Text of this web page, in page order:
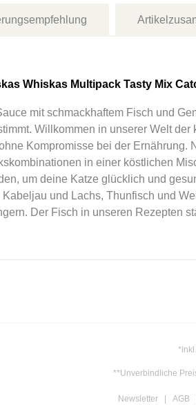
Whiskas Multipack Tasty Mix
mit schmackhaftem Fisch und
Willkommen in unserer Welt
Kompromisse bei der Ernährung.
in einer köstlichen
um deine Katze glücklich und
und Lachs, Thunfisch und
Der Fisch in unseren Rezepten
**Unverbindliche
Newsletter AGB